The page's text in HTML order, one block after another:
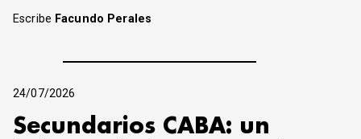
Escribe Facundo Perales
24/07/2026
Secundarios CABA: un